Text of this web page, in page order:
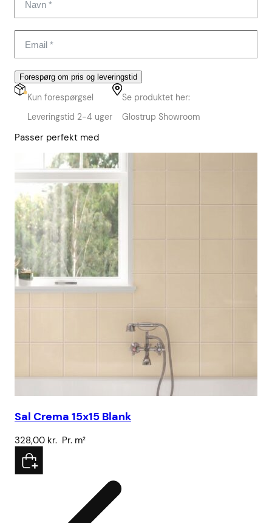
Forespørg om pris og leveringstid
Kun forespørgsel
Leveringstid 2-4 uger
Se produktet her:
Glostrup Showroom
Passer perfekt med
Sal Crema 15x15 Blank
328,00 kr. Pr. m²